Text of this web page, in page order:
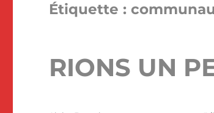
Étiquette :
RIONS UN